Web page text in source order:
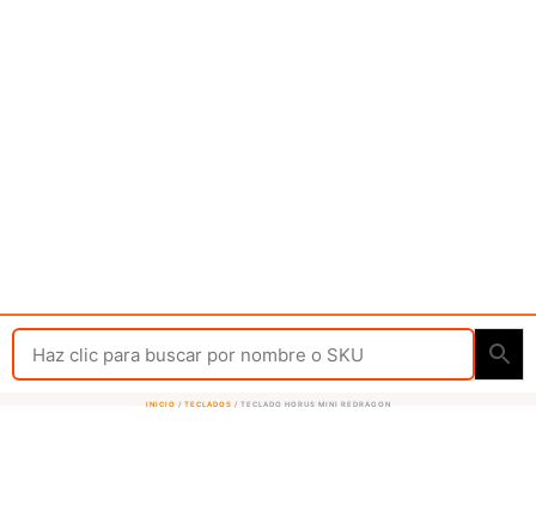
INICIO / TECLADOS / TECLADO HORUS MINI REDRAGON